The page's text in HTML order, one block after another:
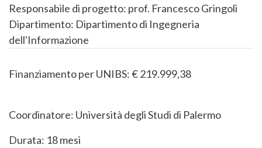
Responsabile di progetto: prof. Francesco Gringoli
Dipartimento: Dipartimento di Ingegneria
dell'Informazione
Finanziamento per UNIBS: € 219.999,38
Coordinatore: Università degli Studi di Palermo
Durata: 18 mesi